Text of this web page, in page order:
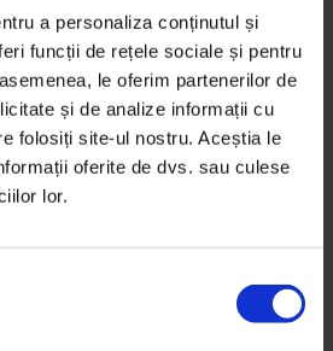
a personaliza conținutul și
funcții de rețele sociale și pentru
le oferim partenerilor de
și de analize informații cu
folosiți site-ul nostru. Aceștia le
oferite de dvs. sau culese
lor.